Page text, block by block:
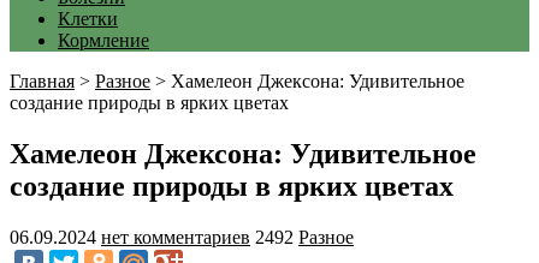
Клетки
Кормление
Главная > Разное > Хамелеон Джексона: Удивительное
создание природы в ярких цветах
Хамелеон Джексона: Удивительное
создание природы в ярких цветах
06.09.2024 нет комментариев 2492 Разное